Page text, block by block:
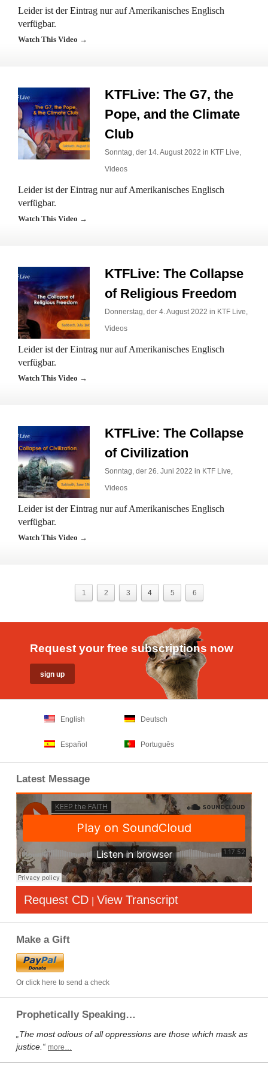
Leider ist der Eintrag nur auf Amerikanisches Englisch
verfügbar.
Watch This Video →
KTFLive: The G7, the
Pope, and the Climate
Club
Sonntag, der 14. August 2022 in KTF Live,
Videos
Leider ist der Eintrag nur auf Amerikanisches Englisch
verfügbar.
Watch This Video →
KTFLive: The Collapse
of Religious Freedom
Donnerstag, der 4. August 2022 in KTF Live,
Videos
Leider ist der Eintrag nur auf Amerikanisches Englisch
verfügbar.
Watch This Video →
KTFLive: The Collapse
of Civilization
Sonntag, der 26. Juni 2022 in KTF Live,
Videos
Leider ist der Eintrag nur auf Amerikanisches Englisch
verfügbar.
Watch This Video →
1 2 3 4 5 6
Request your free subscriptions now
English Deutsch
Español Português
Latest Message
Request CD | View Transcript
Make a Gift
Or click here to send a check
Prophetically Speaking…
„The most odious of all oppressions are those which mask as
justice.“ more…